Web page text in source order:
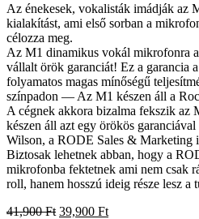
Az énekesek, vokalisták imádják az
kialakítást, ami első sorban a
célozza meg.
Az M1 dinamikus vokál mikrofonra
vállalt örök garanciát! Ez a garancia
folyamatos magas mínőségű
színpadon — Az M1 készen áll a
A cégnek akkora bizalma fekszik az
készen áll azt egy örökös
Wilson, a RODE Sales & Marketing
Biztosak lehetnek abban, hogy a
mikrofonba fektetnek ami nem csak
roll, hanem hosszú ideig része lesz a
41,900Ft 39,900 Ft